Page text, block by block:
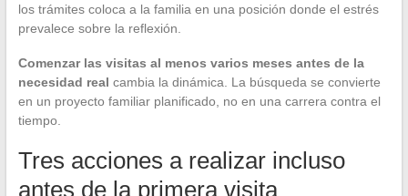
los trámites coloca a la familia en una posición donde el estrés
prevalece sobre la reflexión.
Comenzar las visitas al menos varios meses antes de la
necesidad real cambia la dinámica. La búsqueda se convierte
en un proyecto familiar planificado, no en una carrera contra el
tiempo.
Tres acciones a realizar incluso
antes de la primera visita